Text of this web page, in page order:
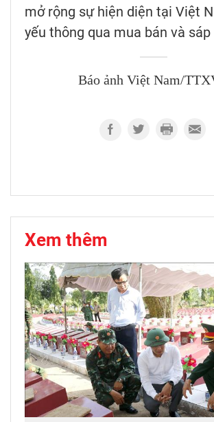
mở rộng sự hiện diện tại Việt
yếu thông qua mua bán và
Báo ảnh Việt Nam/
Xem thêm